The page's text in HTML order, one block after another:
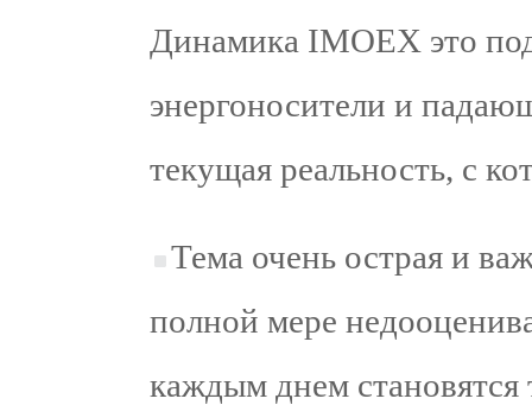
Динамика IMOEX это
энергоносители и
текущая реальность, с
Тема очень острая и
полной мере
каждым днем становятся